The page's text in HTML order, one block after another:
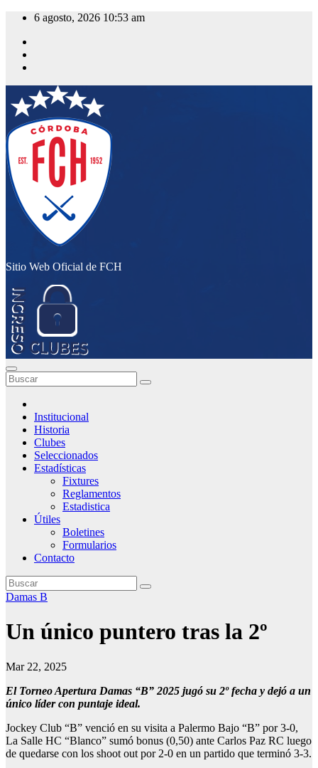
Saltar
contenido
6 agosto, 2026 10:53 am
Sitio Web Oficial de FCH
Institucional
Historia
Clubes
Seleccionados
Estadísticas
Fixtures
Reglamentos
Estadistica
Útiles
Boletines
Formularios
Contacto
Damas B
Un único puntero tras la 2º
Mar 22, 2025
El Torneo Apertura Damas “B” 2025 jugó su 2º fecha y dejó a un
único líder con puntaje ideal.
Jockey Club “B” venció en su visita a Palermo Bajo “B” por 3-0,
La Salle HC “Blanco” sumó bonus (0,50) ante Carlos Paz RC luego
de quedarse con los shoot out por 2-0 en un partido que terminó 3-3.